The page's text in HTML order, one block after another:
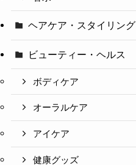
ヘアケア・スタイリング
ビューティー・ヘルス
ボディケア
オーラルケア
アイケア
健康グッズ